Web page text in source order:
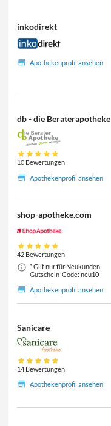
inkodirekt
Apothekenprofil ansehen
db - die Beraterapotheke
10 Bewertungen
Apothekenprofil ansehen
shop-apotheke.com
42 Bewertungen
* Gilt nur für Neukunden
Gutschein-Code: neu10
Apothekenprofil ansehen
Sanicare
14 Bewertungen
Apothekenprofil ansehen